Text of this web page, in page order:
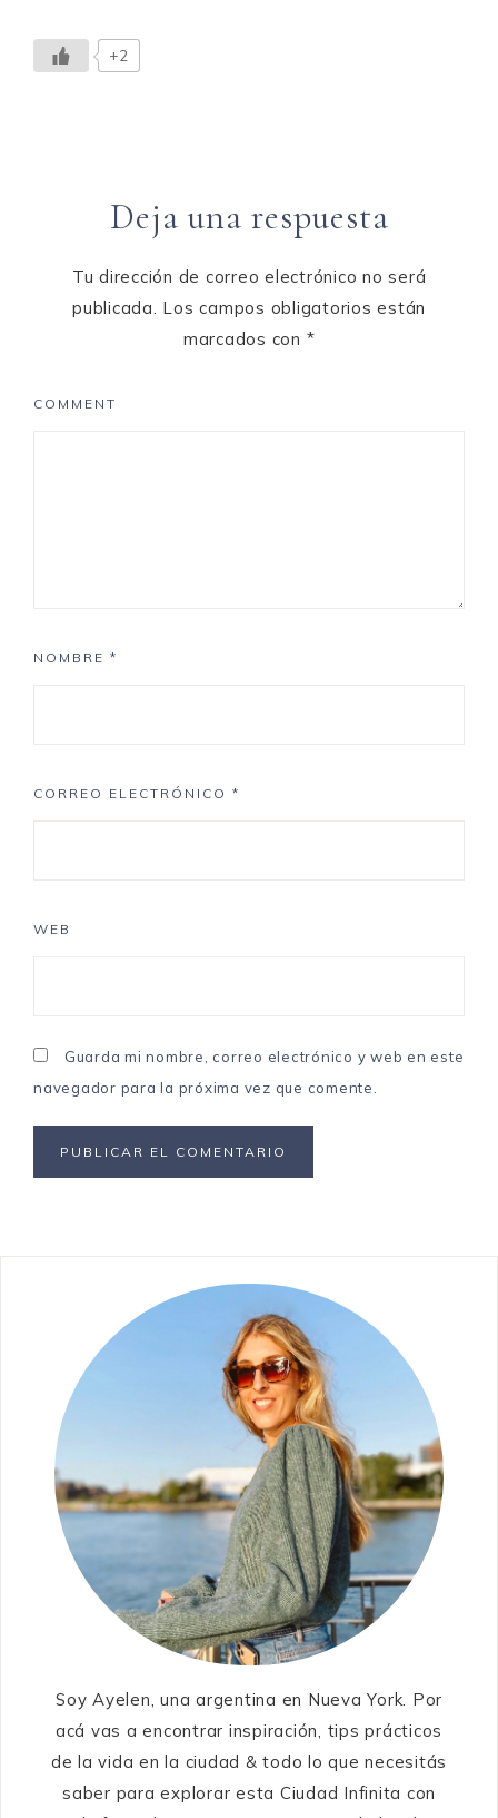
+2
Deja una respuesta
Tu dirección de correo electrónico no será
publicada. Los campos obligatorios están
marcados con *
COMMENT
NOMBRE *
CORREO ELECTRÓNICO *
WEB
Guarda mi nombre, correo electrónico y web en este
navegador para la próxima vez que comente.
Soy Ayelen, una argentina en Nueva York. Por
acá vas a encontrar inspiración, tips prácticos
de la vida en la ciudad & todo lo que necesitás
saber para explorar esta Ciudad Infinita con